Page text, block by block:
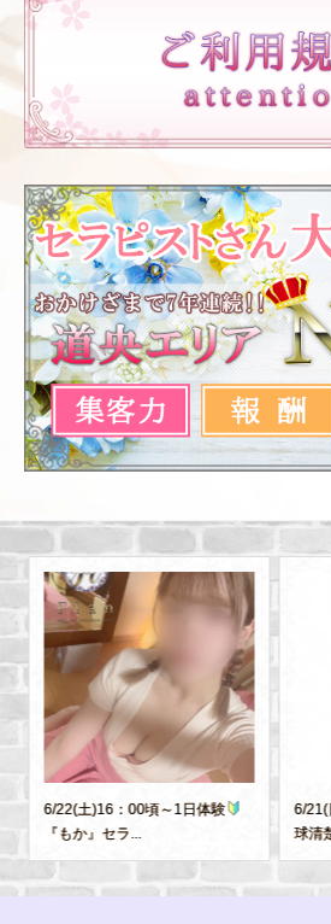
6/22(土)16：00頃～1日体験
『もか』セラ...
6/21(
球清